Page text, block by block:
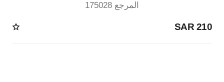
المرجع 175028
210 SAR